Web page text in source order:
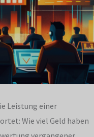
Leistung einer
Wie viel Geld haben